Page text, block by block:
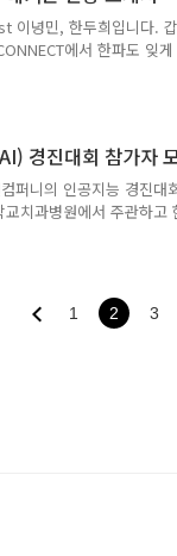
이녕민, 한두희입니다.
에서 한파도 잊
회(Military AI
'국방 AI'라는 새로운 도
경진대회 참가자
퍼니의 인공지능 경진대
치과병원에서 주관하고
참여해보세요! 2022년
모집 일정: 2022년
1 2 3